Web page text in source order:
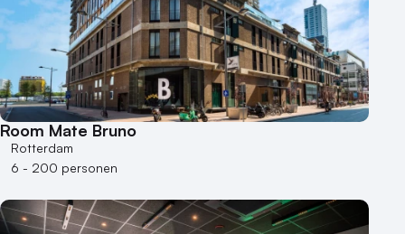
Room Mate Bruno
Rotterdam
6 - 200 personen